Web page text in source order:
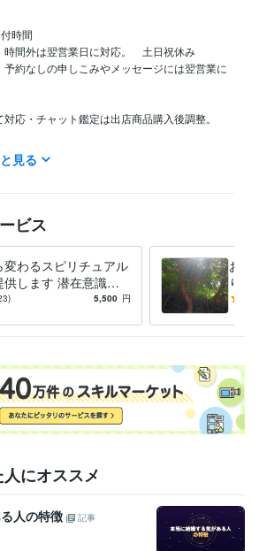
付時間
時間外は翌営業日に対応。　土日祝休み
約なしの申しこみやメッセージには翌営業に
応・チャット鑑定は出店商品購入後調整。
機していないときは対応は２４時間以内。
を書いてくる人の対応は一切しておりませ
送る時間帯（遠隔）
りますが、受け取るのはお客様の好きな時間
見る
ビス
変わるスピリチュアル
供します 潜在意識か
ーニングして悩みの根
5,500 円
お悩
り
チュ
にオススメ
人の特徴
記事